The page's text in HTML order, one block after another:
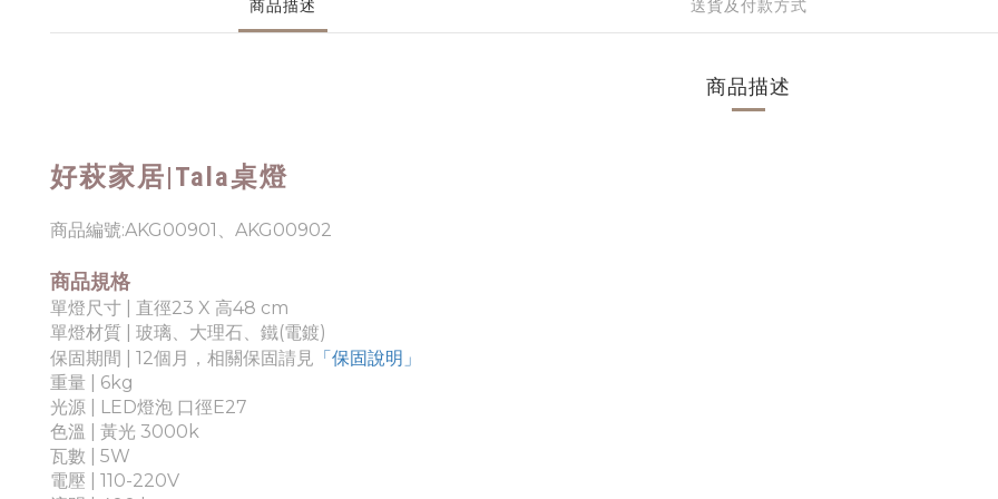
商品描述 送貨及付款方式
商品描述
好萩家居|Tala桌燈
商品編號:AKG00901、AKG00902
商品規格
單燈尺寸 | 直徑23 X 高48 cm
單燈材質 | 玻璃、大理石、鐵(電鍍)
保固期間 | 12個月，相關保固請見 「保固說明」
重量 | 6kg
光源 | LED燈泡 口徑E27
色溫 | 黃光 3000k
瓦數 | 5W
電壓 | 110-220V